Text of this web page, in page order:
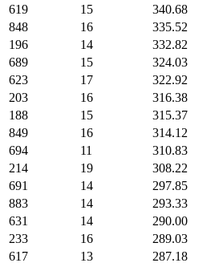
619
15
340.68
848
16
335.52
196
14
332.82
689
15
324.03
623
17
322.92
203
16
316.38
188
15
315.37
849
16
314.12
694
11
310.83
214
19
308.22
691
14
297.85
883
14
293.33
631
14
290.00
233
16
289.03
617
13 287.18